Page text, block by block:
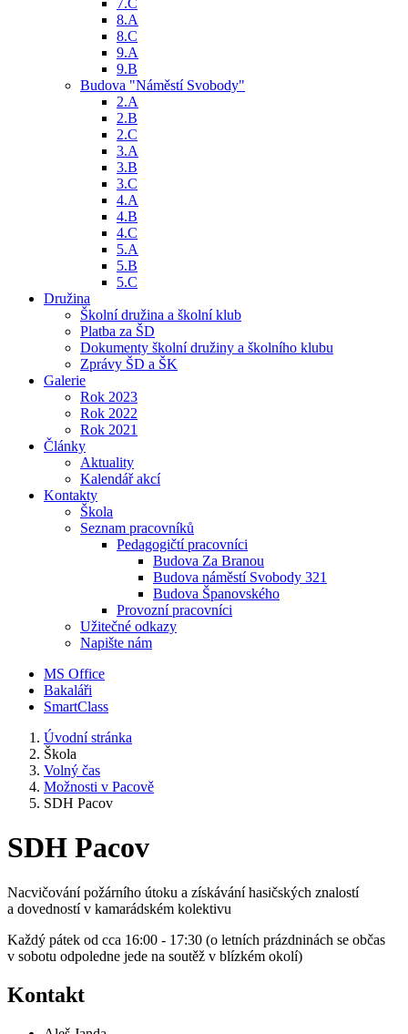
7.C
8.A
8.C
9.A
9.B
Budova "Náměstí Svobody"
2.A
2.B
2.C
3.A
3.B
3.C
4.A
4.B
4.C
5.A
5.B
5.C
Družina
Školní družina a školní klub
Platba za ŠD
Dokumenty školní družiny a školního klubu
Zprávy ŠD a ŠK
Galerie
Rok 2023
Rok 2022
Rok 2021
Články
Aktuality
Kalendář akcí
Kontakty
Škola
Seznam pracovníků
Pedagogičtí pracovníci
Budova Za Branou
Budova náměstí Svobody 321
Budova Španovského
Provozní pracovníci
Užitečné odkazy
Napište nám
MS Office
Bakaláři
SmartClass
Úvodní stránka
Škola
Volný čas
Možnosti v Pacově
SDH Pacov
SDH Pacov
Nacvičování požárního útoku a získávání hasičských znalostí
a dovedností v kamarádském kolektivu
Každý pátek od cca 16:00 - 17:30 (o letních prázdninách se občas
v sobotu odpoledne jede na soutěž v blízkém okolí)
Kontakt